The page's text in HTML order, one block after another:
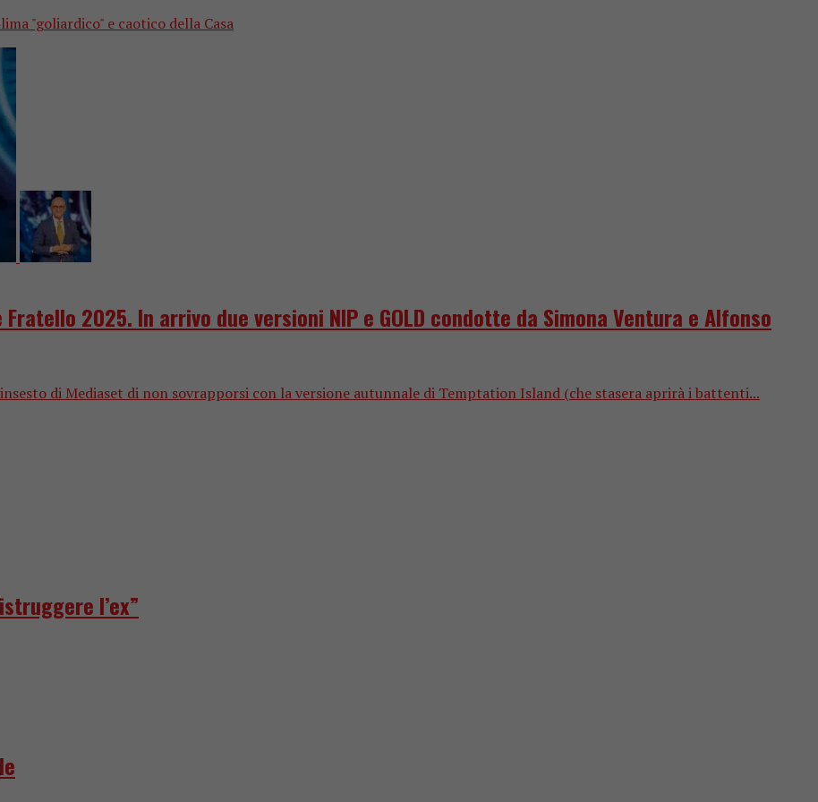
"goliardico" e caotico della Casa
2025. In arrivo due versioni NIP e GOLD condotte da Simona Ventura e Alfonso
di Mediaset di non sovrapporsi con la versione autunnale di Temptation Island (che stasera aprirà i battenti...
l’ex”